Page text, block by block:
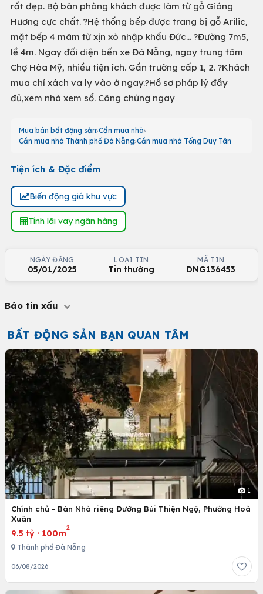
rất đẹp. Bộ bàn phòng khách được làm từ gỗ Giáng
Hương cực chất. ?Hệ thống bếp được trang bị gỗ Arilic,
mặt bếp 4 mâm từ xịn xò nhập khẩu Đức... ?Đường 7m5,
lề 4m. Ngay đối diện bến xe Đà Nẵng, ngay trung tâm
Chợ Hòa Mỹ, nhiều tiện ích. Gần trường cấp 1, 2. ?Khách
mua chỉ xách va ly vào ở ngay.?Hồ sơ pháp lý đầy
đủ,xem nhà xem sổ. Công chứng ngay
Mua bán bất động sản Cần mua nhà
Cần mua nhà Thành phố Đà Nẵng Cần mua nhà Tống Duy Tân
Tiện ích & Đặc điểm
Biến động giá khu vực
Tính lãi vay ngân hàng
NGÀY ĐĂNG
05/01/2025
LOẠI TIN
Tin thường
MÃ TIN
DNG136453
Báo tin xấu
BẤT ĐỘNG SẢN BẠN QUAN TÂM
1
Chính chủ - Bán Nhà riêng Đường Bùi Thiện Ngộ, Phường Hoà
Xuân
9.5 tỷ · 100m
2
Thành phố Đà Nẵng
06/08/2026